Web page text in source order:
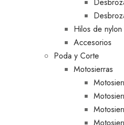
Hilos de nylon
Accesorios
Poda y Corte
Motosierras